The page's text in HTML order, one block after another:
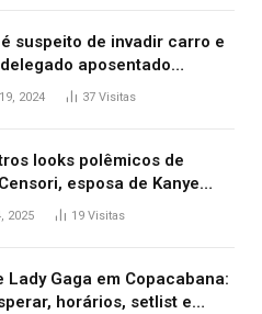
suspeito de invadir carro e
aposentado
confusão no trânsito
2024 37 Visitas
looks polêmicos de
esposa de Kanye
apareceu nua no Grammy
2025 19 Visitas
Lady Gaga em Copacabana:
horários, setlist e